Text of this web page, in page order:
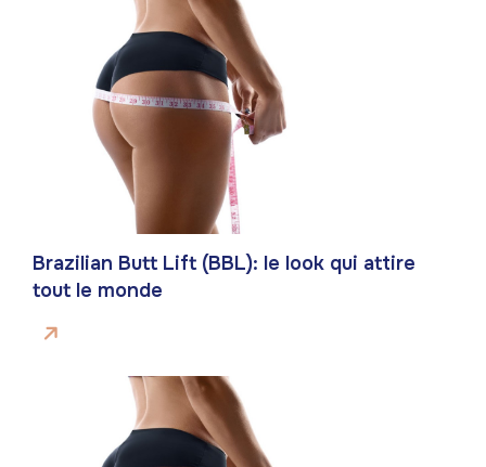
Brazilian Butt Lift (BBL): le look qui attire
tout le monde